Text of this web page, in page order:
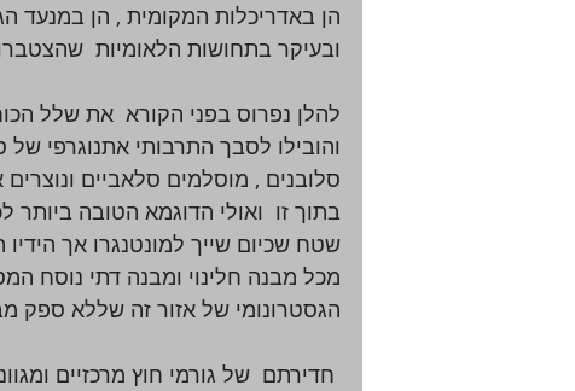
הן באדריכלות המקומית , הן במנעד
ובעיקר בתחושות הלאומיות
להלן נפרוס בפני הקורא  את שלל
והובילו לסבך התרבותי אתנוגרפי
סלובנים , מוסלמים סלאביים
בתוך זו  ואולי הדוגמא הטובה ביותר
שטח שכיום שייך למונטנגרו אך
מכל מבנה חלינוי ומבנה דתי נוסח
הגסטרונומי של אזור זה שללא ספק
חדירתם  של גורמי חוץ מרכזיים